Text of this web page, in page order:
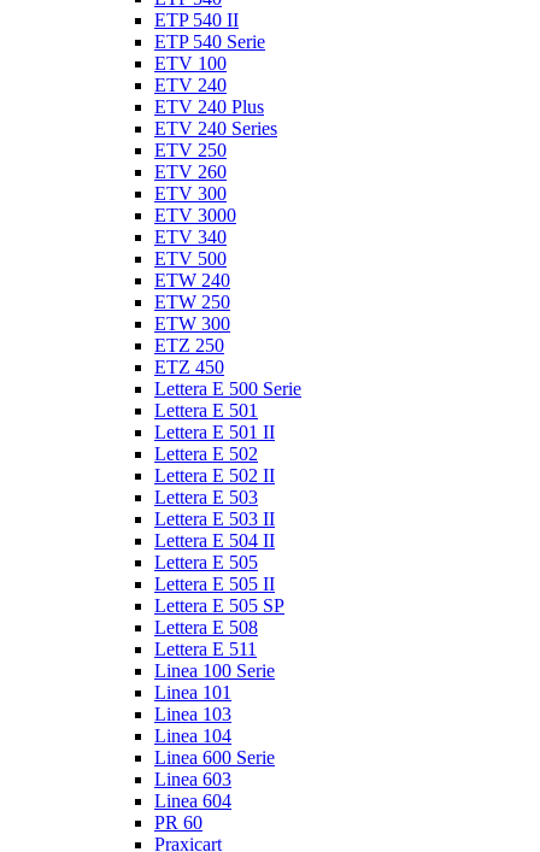
ETP 540 II
ETP 540 Serie
ETV 100
ETV 240
ETV 240 Plus
ETV 240 Series
ETV 250
ETV 260
ETV 300
ETV 3000
ETV 340
ETV 500
ETW 240
ETW 250
ETW 300
ETZ 250
ETZ 450
Lettera E 500 Serie
Lettera E 501
Lettera E 501 II
Lettera E 502
Lettera E 502 II
Lettera E 503
Lettera E 503 II
Lettera E 504 II
Lettera E 505
Lettera E 505 II
Lettera E 505 SP
Lettera E 508
Lettera E 511
Linea 100 Serie
Linea 101
Linea 103
Linea 104
Linea 600 Serie
Linea 603
Linea 604
PR 60
Praxicart